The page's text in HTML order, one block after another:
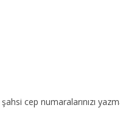
cep numaralarınızı